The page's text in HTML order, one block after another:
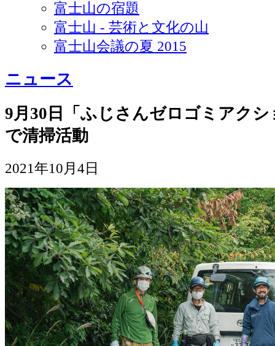
富士山の宿題
富士山 - 芸術と文化の山
富士山会議の夏 2015
ニュース
9月30日「ふじさんゼロゴミアクシ
で清掃活動
2021年10月4日